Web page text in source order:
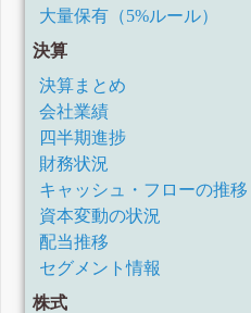
大量保有（5%ルール）
決算
決算まとめ
会社業績
四半期進捗
財務状況
キャッシュ・フローの推移
資本変動の状況
配当推移
セグメント情報
株式